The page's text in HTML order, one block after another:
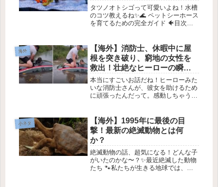
は？」
タツノオトシゴって可愛いよね！水槽
のコツ教えるね✨🌊 ペットシーホース
を育てるための完全ガイド 🐠目次適
切なタンクメイトを選ぼうシーホース
の解剖学を理解しよう1. 適切なシ...
海外
【海外】消防士、休暇中に屋
根を突き破り、窮地の女性を
救出！壮絶なヒーローの瞬間
を追う
本当にすごいお話だね！ヒーローみた
いな消防士さんが、彼女を助けるため
に頑張ったんだって。感動しちゃう！
な状況2026年5月25日、ニューヨーク
のクイーンズエリアで猛烈...
小ネタ
【海外】1995年に最後の目
撃！最新の絶滅動物とは何
か？
絶滅動物の話、超気になる！どんな子
がいたのかな〜？✨最近絶滅した動物
たち 🐾私たちが生きる地球では、種